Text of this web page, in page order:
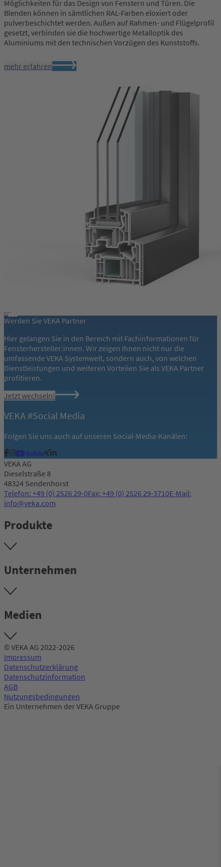
Möglichkeiten für das Design von Fenstern und Türen. Die
Blenden können in sämtlichen RAL-Farben eloxiert oder
pulverbeschichtet werden. Außen auf Rahmen- und Flügelprofil
gesetzt, verbinden sie die hochwertige Metalloptik des
Aluminiums mit den technischen Vorzügen des Kunststoffs.
mehr erfahren
Werden Sie VEKA Partner
Hier gelangen Sie in den Bereich mit Fachinformationen für
Fensterhersteller:innen. Wir zeigen Ihnen nicht nur die
umfassende VEKA Systemwelt, sondern auch, von welchen
Dienstleistungen und weiteren Vorteilen Sie als VEKA Partner
profitieren.
Jetzt wechseln!
VEKA #Social Media
Folgen Sie uns auch auf unseren Social-Media-Kanälen:
VEKA AG
Dieselstraße 8
48324 Sendenhorst
Telefon: +49 (0) 2526 29-0Fax: +49 (0) 2526 29-3710E-Mail:
info@veka.com
Produkte
Unternehmen
Medien
© VEKA AG 2022-2026
Impressum
Datenschutzerklärung
Datenschutzinformation
AGB
Nutzungsbedingungen
Ein Unternehmen der VEKA Gruppe